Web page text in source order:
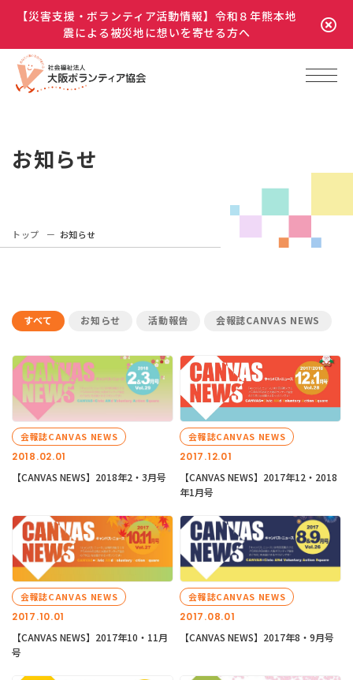
【災害支援・ボランティア活動情報】令和８年熊本地
震による被災地に想いを寄せる方へ
お知らせ
トップ お知らせ
すべて お知らせ 活動報告 会報誌CANVAS NEWS
2018.02.01
会報誌CANVAS NEWS
【CANVAS NEWS】2018年2・3月号
2017.12.01
会報誌CANVAS NEWS
【CANVAS NEWS】2017年12・2018
年1月号
2017.10.01
会報誌CANVAS NEWS
【CANVAS NEWS】2017年10・11月
号
2017.08.01
会報誌CANVAS NEWS
【CANVAS NEWS】2017年8・9月号